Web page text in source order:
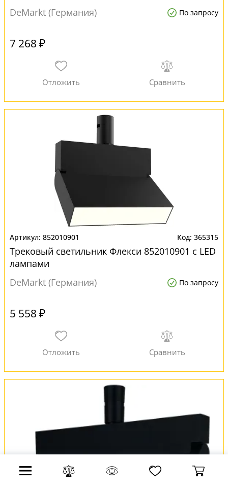
DeMarkt (Германия)
По запросу
7 268 ₽
852010901 365315
Трековый светильник Флекси 852010901 с LED
лампами
DeMarkt (Германия)
По запросу
5 558 ₽